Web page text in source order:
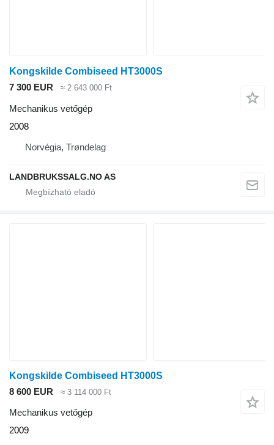
Kongskilde Combiseed HT3000S
7 300 EUR
≈ 2 643 000 Ft
Mechanikus vetőgép
2008
Norvégia, Trøndelag
LANDBRUKSSALG.NO AS
Kongskilde Combiseed HT3000S
8 600 EUR
≈ 3 114 000 Ft
Mechanikus vetőgép
2009